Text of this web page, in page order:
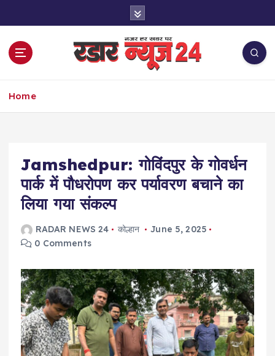
Home
Jamshedpur: गोविंदपुर के गोवर्धन
पार्क में पौधरोपण कर पर्यावरण बचाने का
लिया गया संकल्प
RADAR NEWS 24 कोल्हान
June 5, 2025
0 Comments